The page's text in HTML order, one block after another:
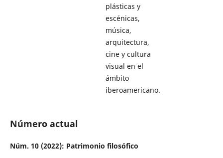
Número actual
Núm. 10 (2022): Patrimonio filosófico
plásticas y
escénicas,
música,
arquitectura,
cine y cultura
visual en el
ámbito
iberoamericano.